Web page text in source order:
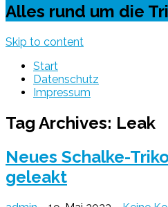
Alles rund um die
Skip to content
Start
Datenschutz
Impressum
Tag Archives: Leak
Neues Schalke-
geleakt